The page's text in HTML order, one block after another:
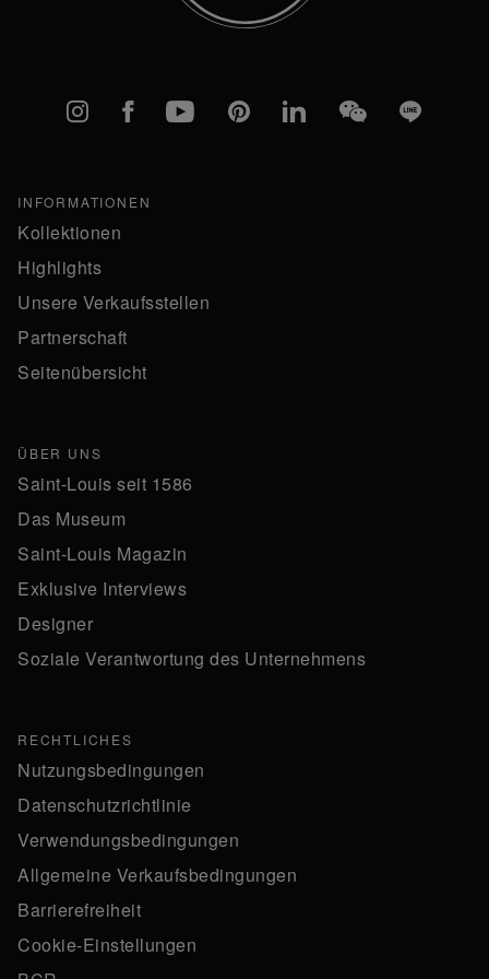
Instagram
FacebookYouTubePinterestlinkedInWeChatLine
INFORMATIONEN
Kollektionen
Highlights
Unsere Verkaufsstellen
Partnerschaft
Seitenübersicht
ÜBER UNS
Saint-Louis seit 1586
Das Museum
Saint-Louis Magazin
Exklusive Interviews
Designer
Soziale Verantwortung des Unternehmens
RECHTLICHES
Nutzungsbedingungen
Datenschutzrichtlinie
Verwendungsbedingungen
Allgemeine Verkaufsbedingungen
Barrierefreiheit
Cookie-Einstellungen